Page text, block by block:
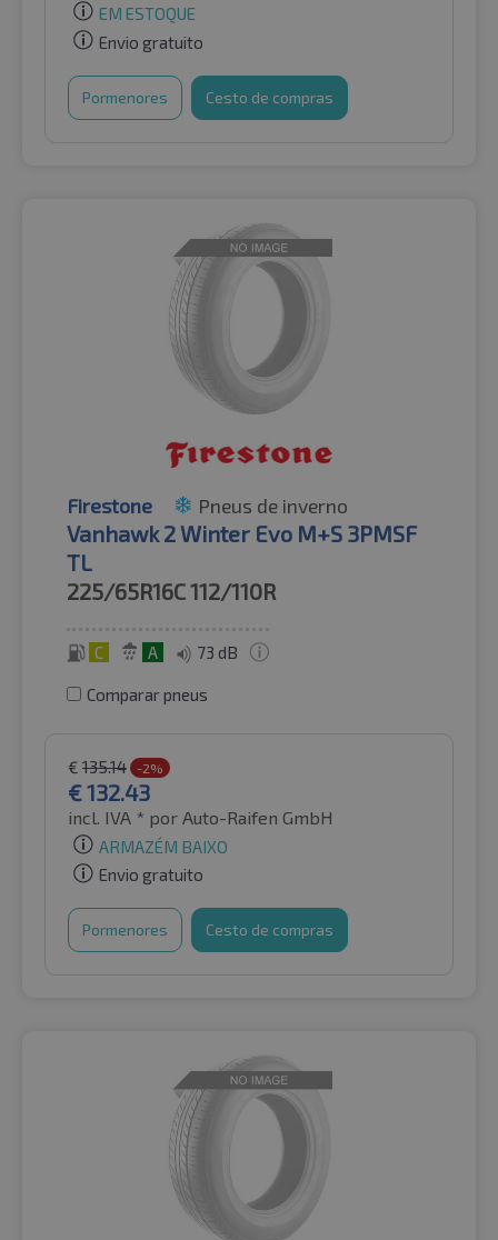
EM ESTOQUE
Envio gratuito
Pormenores Cesto de compras
Firestone Pneus de inverno
Vanhawk 2 Winter Evo M+S 3PMSF
TL
225/65R16C112/110R
C A 73 dB
Comparar pneus
€ 135.14 -2%
€132.43
incl. IVA * por Auto-Raifen GmbH
ARMAZÉM BAIXO
Envio gratuito
Pormenores Cesto de compras